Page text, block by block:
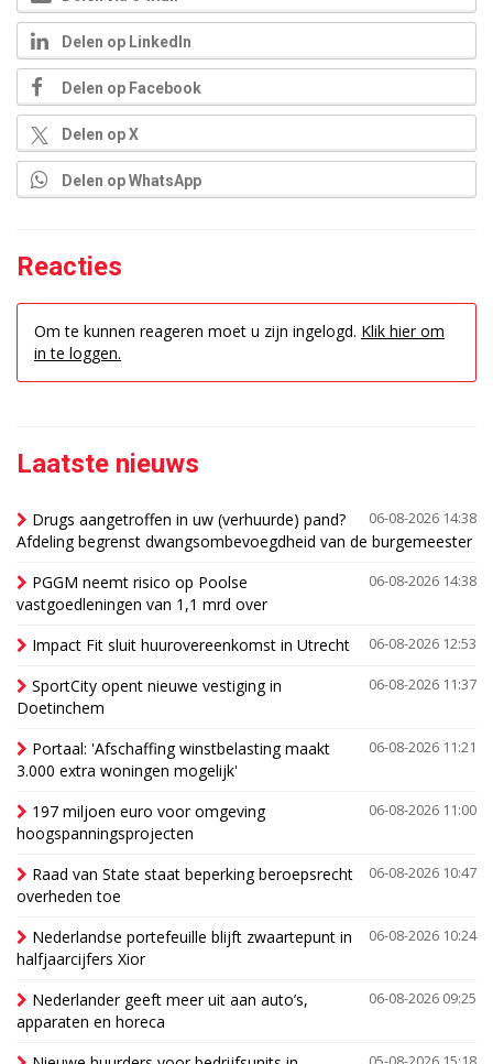
Delen op LinkedIn
Delen op Facebook
Delen op X
Delen op WhatsApp
Reacties
Om te kunnen reageren moet u zijn ingelogd. Klik hier om
in te loggen.
Laatste nieuws
06-08-2026 14:38
Drugs aangetroffen in uw (verhuurde) pand?
Afdeling begrenst dwangsombevoegdheid van de burgemeester
06-08-2026 14:38
PGGM neemt risico op Poolse
vastgoedleningen van 1,1 mrd over
06-08-2026 12:53
Impact Fit sluit huurovereenkomst in Utrecht
06-08-2026 11:37
SportCity opent nieuwe vestiging in
Doetinchem
06-08-2026 11:21
Portaal: 'Afschaffing winstbelasting maakt
3.000 extra woningen mogelijk'
06-08-2026 11:00
197 miljoen euro voor omgeving
hoogspanningsprojecten
06-08-2026 10:47
Raad van State staat beperking beroepsrecht
overheden toe
06-08-2026 10:24
Nederlandse portefeuille blijft zwaartepunt in
halfjaarcijfers Xior
06-08-2026 09:25
Nederlander geeft meer uit aan auto’s,
apparaten en horeca